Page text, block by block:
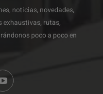
noticias, novedades,
exhaustivas, rutas,
poco a poco en